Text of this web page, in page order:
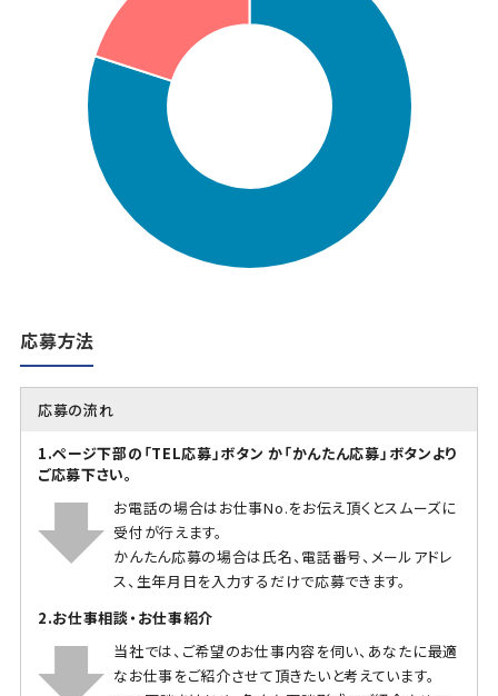
応募方法
応募の流れ
1.ページ下部の「TEL応募」ボタン か「かんたん応募」ボタンより
ご応募下さい。
お電話の場合はお仕事No.をお伝え頂くとスムーズに
受付が行えます。
かんたん応募の場合は氏名、電話番号、メールアドレ
ス、生年月日を入力するだけで応募できます。
2.お仕事相談・お仕事紹介
当社では、ご希望のお仕事内容を伺い、あなたに最適
なお仕事をご紹介させて頂きたいと考えています。